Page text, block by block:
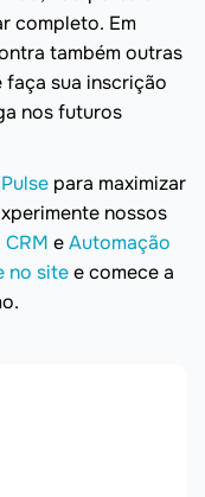
completo. Em
também outras
faça sua inscrição
nos futuros
para maximizar
nossos
CRM eAutomação
no sitee comece a